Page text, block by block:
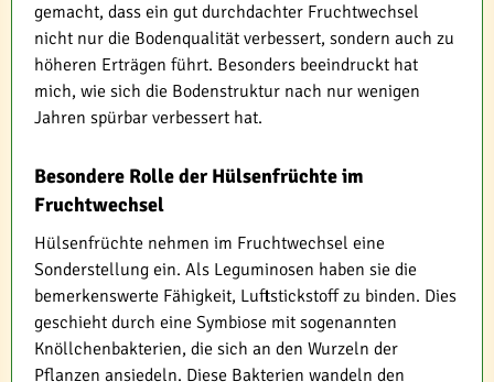
gemacht, dass ein gut durchdachter Fruchtwechsel
nicht nur die Bodenqualität verbessert, sondern auch zu
höheren Erträgen führt. Besonders beeindruckt hat
mich, wie sich die Bodenstruktur nach nur wenigen
Jahren spürbar verbessert hat.
Besondere Rolle der Hülsenfrüchte im
Fruchtwechsel
Hülsenfrüchte nehmen im Fruchtwechsel eine
Sonderstellung ein. Als Leguminosen haben sie die
bemerkenswerte Fähigkeit, Luftstickstoff zu binden. Dies
geschieht durch eine Symbiose mit sogenannten
Knöllchenbakterien, die sich an den Wurzeln der
Pflanzen ansiedeln. Diese Bakterien wandeln den